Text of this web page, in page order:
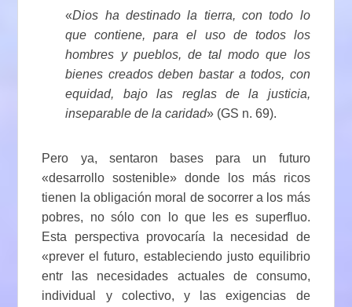
«Dios ha destinado la tierra, con todo lo
que contiene, para el uso de todos los
hombres y pueblos, de tal modo que los
bienes creados deben bastar a todos, con
equidad, bajo las reglas de la justicia,
inseparable de la caridad» (GS n. 69).
Pero ya, sentaron bases para un futuro
«desarrollo sostenible» donde los más ricos
tienen la obligación moral de socorrer a los más
pobres, no sólo con lo que les es superfluo.
Esta perspectiva provocaría la necesidad de
«prever el futuro, estableciendo justo equilibrio
entr las necesidades actuales de consumo,
individual y colectivo, y las exigencias de